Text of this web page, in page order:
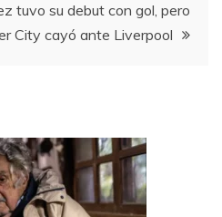
tuvo su debut con gol, pero
City cayó ante Liverpool